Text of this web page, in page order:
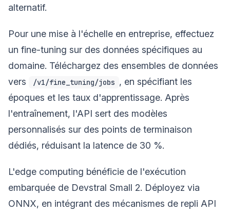
alternatif.
Pour une mise à l'échelle en entreprise, effectuez
un fine-tuning sur des données spécifiques au
domaine. Téléchargez des ensembles de données
vers
/v1/fine_tuning/jobs , en spécifiant les
époques et les taux d'apprentissage. Après
l'entraînement, l'API sert des modèles
personnalisés sur des points de terminaison
dédiés, réduisant la latence de 30 %.
L'edge computing bénéficie de l'exécution
embarquée de Devstral Small 2. Déployez via
ONNX, en intégrant des mécanismes de repli API